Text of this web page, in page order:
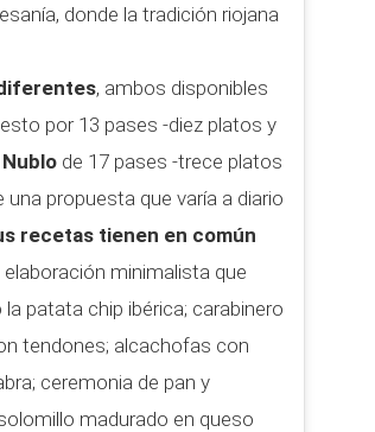
donde la tradición riojana
, ambos disponibles
por 13 pases -diez platos y
de 17 pases -trece platos
propuesta que varía a diario
recetas tienen en común
elaboración minimalista que
patata chip ibérica; carabinero
tendones; alcachofas con
ceremonia de pan y
madurado en queso